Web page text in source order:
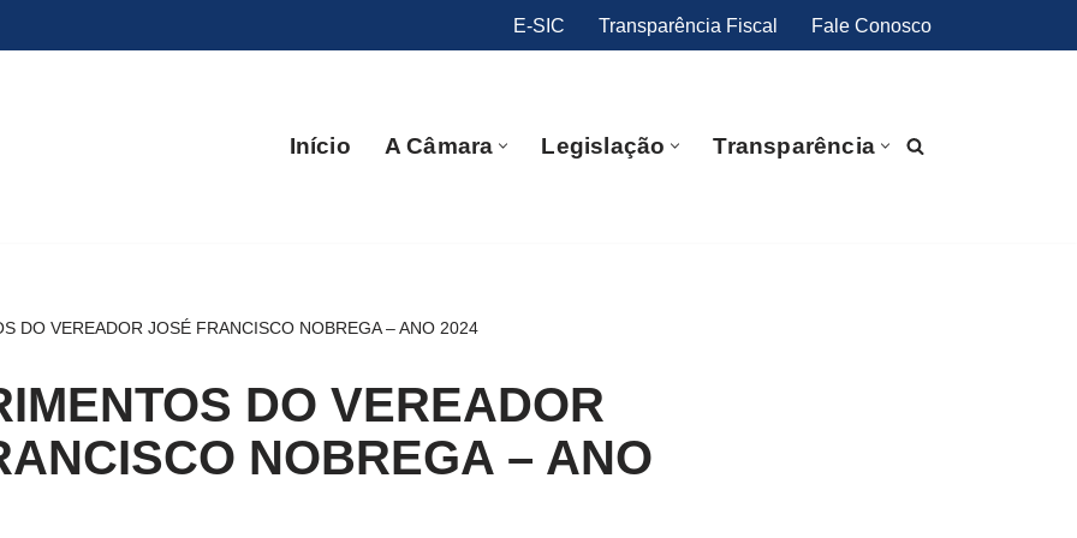
E-SIC Transparência Fiscal Fale Conosco
Início A Câmara Legislação Transparência
DO VEREADOR JOSÉ FRANCISCO NOBREGA – ANO 2024
DO VEREADOR
NOBREGA – ANO